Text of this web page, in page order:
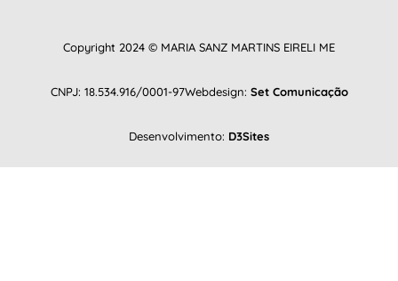
Copyright 2024 © MARIA SANZ MARTINS EIRELI ME
CNPJ: 18.534.916/0001-97Webdesign: Set Comunicação
Desenvolvimento: D3Sites